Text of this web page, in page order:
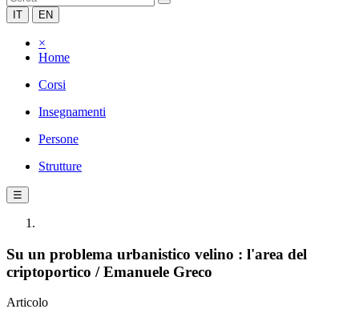
IT EN
×
Home
Corsi
Insegnamenti
Persone
Strutture
☰
Su un problema urbanistico velino : l'area del
criptoportico / Emanuele Greco
Articolo